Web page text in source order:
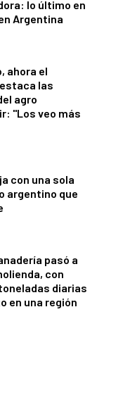
lo último en
Argentina
ahora el
las
agro
"Los veo más
con una sola
argentino que
pasó a
con
diarias
en una región